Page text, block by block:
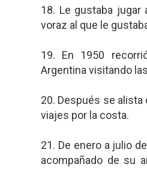
18. Le gustaba
voraz al que le
19. En 1950
Argentina visitando
20. Después se
viajes por la costa.
21. De enero a julio
acompañado de su